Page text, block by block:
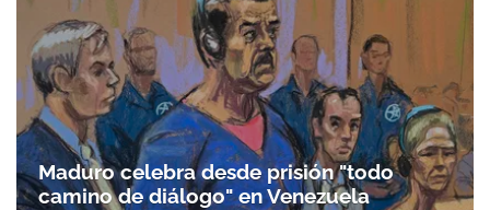
Maduro celebra desde prisión "todo
camino de diálogo" en Venezuela